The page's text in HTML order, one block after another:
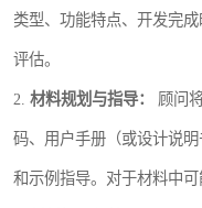
类型、功能特点、开发完
评估。
2. 材料规划与指导： 顾问
码、用户手册（或设计说
和示例指导。对于材料中